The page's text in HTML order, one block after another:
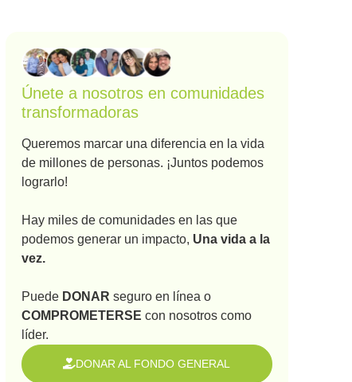
Únete a nosotros en comunidades
transformadoras
Queremos marcar una diferencia en la vida
de millones de personas. ¡Juntos podemos
lograrlo!
Hay miles de comunidades en las que
podemos generar un impacto, Una vida a la
vez.
Puede DONAR seguro en línea o
COMPROMETERSE con nosotros como
líder.
DONAR AL FONDO GENERAL